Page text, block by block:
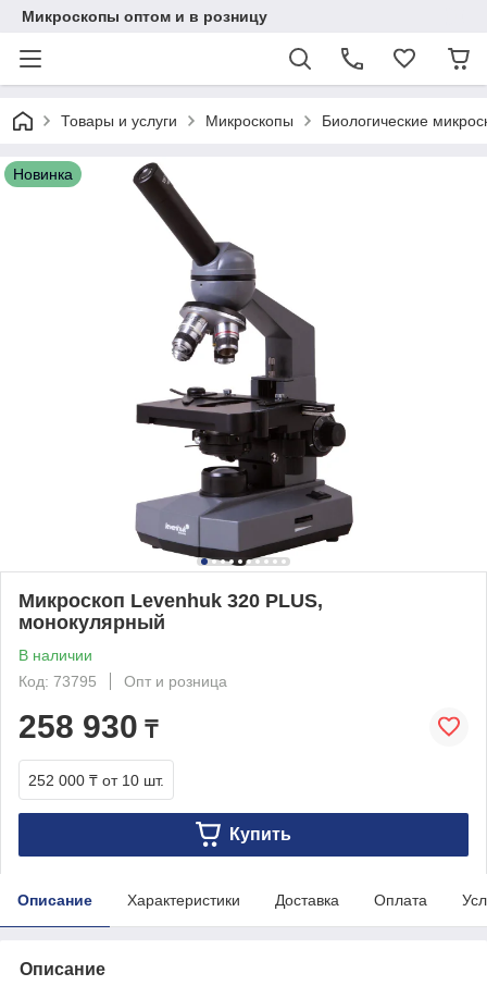
Микроскопы оптом и в розницу
Товары и услуги Микроскопы Биологические
Новинка
Микроскоп Levenhuk 320 PLUS,
монокулярный
В наличии
Код: 73795
Опт и розница
258 930 ₸
252 000 ₸ от 10 шт.
Купить
Описание Характеристики Доставка Оплата
Описание